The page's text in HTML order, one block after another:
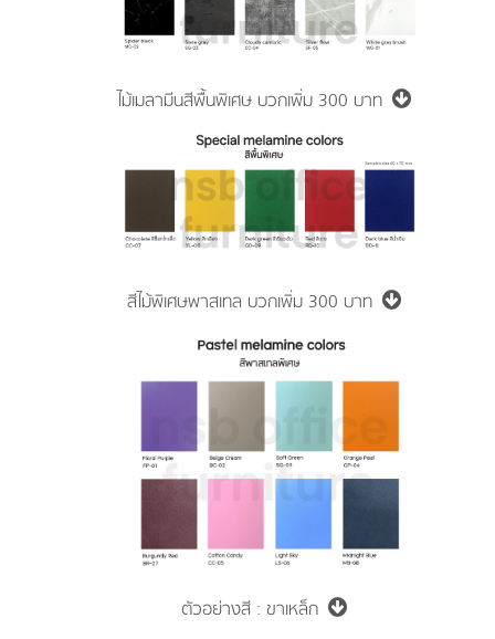
ไม้เมลามีนสีพื้นพิเศษ บวกเพิ่ม 300 บาท
สีไม้พิเศษพาสเทล บวกเพิ่ม 300 บาท
ตัวอย่างสี : ขาเหล็ก